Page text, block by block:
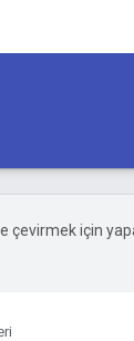
çevirmek için